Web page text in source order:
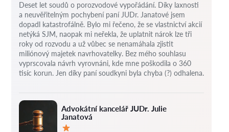
Advokátní kancelář JUDr. Julie
Janatová
Deset let soudů o porozvodové vypořádání. Díky laxnosti
a neuvěřitelným pochybení paní JUDr. Janatové jsem
dopadl katastrofálně. Bylo mi řečeno, že se vlastnictví akcií
netýká SJM, naopak mi neřekla, že uplatnit nárok lze tři
roky od rozvodu a už vůbec se nenamáhala zjistit
miliónový majetek navrhovatelky. Bez mého souhlasu
vyprscovala návrh vyrovnáni, kde mne poškodila o 360
tisíc korun. Jen díky paní soudkyni byla chyba (?) odhalena.